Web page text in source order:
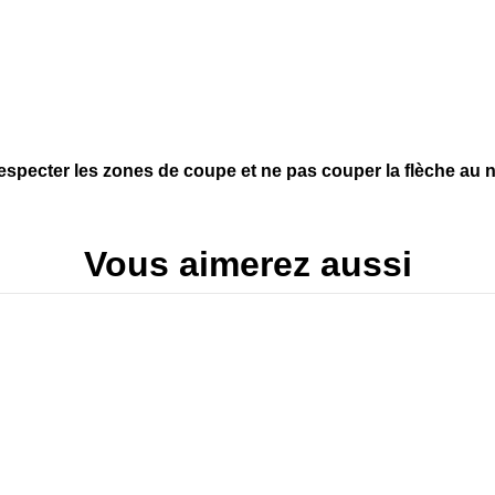
les zones de coupe et ne pas couper la flèche au
Vous aimerez aussi